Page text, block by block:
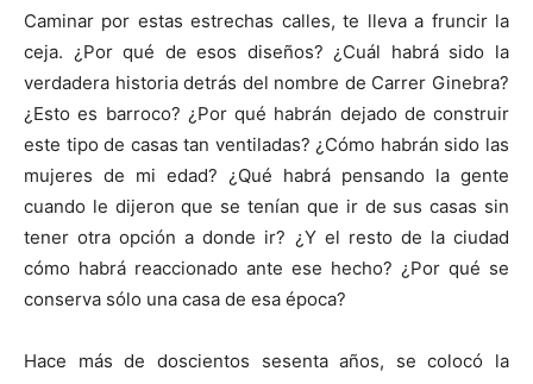
Caminar por estas estrechas calles, te lleva a fruncir la
ceja. ¿Por qué de esos diseños? ¿Cuál habrá sido la
verdadera historia detrás del nombre de Carrer Ginebra?
¿Esto es barroco? ¿Por qué habrán dejado de construir
este tipo de casas tan ventiladas? ¿Cómo habrán sido las
mujeres de mi edad? ¿Qué habrá pensando la gente
cuando le dijeron que se tenían que ir de sus casas sin
tener otra opción a donde ir? ¿Y el resto de la ciudad
cómo habrá reaccionado ante ese hecho? ¿Por qué se
conserva sólo una casa de esa época?
Hace más de doscientos sesenta años, se colocó la